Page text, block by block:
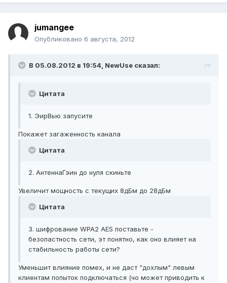
jumangee
Опубликовано 6 августа, 2012
В 05.08.2012 в 19:54, NewUse сказал:
Цитата
1. ЭирВью запусите
Покажет загаженность канала
Цитата
2. АнтеннаГэин до нуля скиньте
Увеличит мощность с текущих 8дБм до 28дБм
Цитата
3. шифрование WPA2 AES поставьте -
безопастность сети, эт понятно, как оно влияет на
стабильность работы сети?
Уменьшит влияние помех, и не даст "дохлым" левым
клиентам попыток подключаться (чо может приводить к